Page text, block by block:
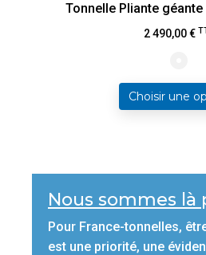
Tonnelle Pliante
Prix
2 490,00 €
Choisir une
Nous sommes là
Pour France-tonnelles,
est une priorité, une